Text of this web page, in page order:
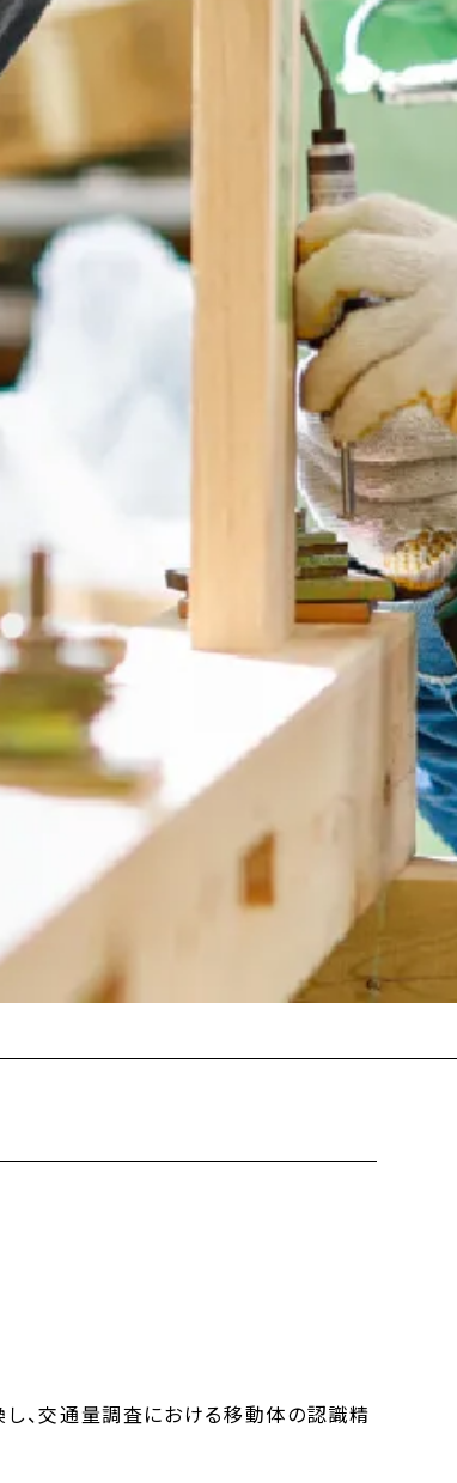
、交通量調査における移動体の認識精